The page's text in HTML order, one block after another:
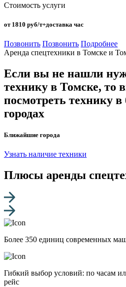
Стоимость услуги
от 1810 руб/т+доставка час
Позвонить Позвонить Подробнее
Аренда спецтехники в Томске и
Если вы не нашли
технику в Томске, то
посмотреть технику
городах
Ближайшие города
Узнать наличие техники
Плюсы аренды
Более 350 единиц современных
Гибкий выбор условий: по часам
рейс